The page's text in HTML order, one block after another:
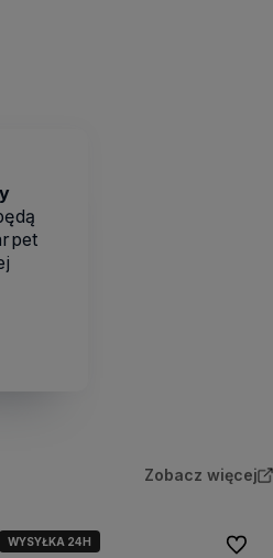
Zobacz więcej
WYSYŁKA 24H Do